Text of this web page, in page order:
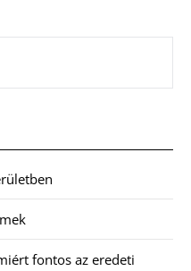
fontos az eredeti